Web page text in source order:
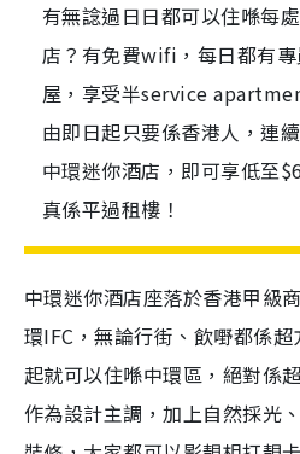
有無諗過日日都可以住喺每
店？有免費wifi，每日都有
屋，享受半service
由即日起只要係香港人，連
中環迷你酒店，即可享低至
真係平過租樓！
中環迷你酒店座落於香港甲級
環IFC，無論行街、飲嘢都係
起就可以住喺中環區，絕對係
作為設計主調，加上自然採光